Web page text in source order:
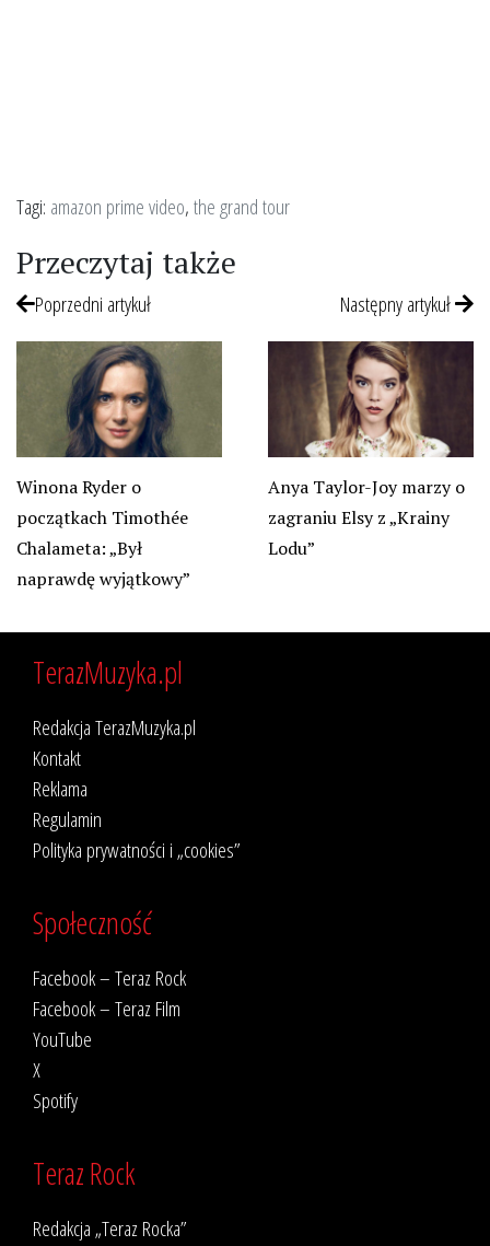
Tagi: amazon prime video,the grand tour
Przeczytaj także
Poprzedni artykuł
Winona Ryder o
początkach Timothée
Chalameta: „Był
naprawdę wyjątkowy”
Następny artykuł
Anya Taylor-Joy marzy o
zagraniu Elsy z „Krainy
Lodu”
TerazMuzyka.pl
Redakcja TerazMuzyka.pl
Kontakt
Reklama
Regulamin
Polityka prywatności i „cookies”
Społeczność
Facebook – Teraz Rock
Facebook – Teraz Film
YouTube
X
Spotify
Teraz Rock
Redakcja „Teraz Rocka”